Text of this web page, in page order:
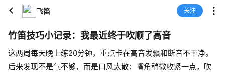
飞笛 关注
竹笛技巧小记录：我最近终于吹顺了高音
这两周每天晚上练20分钟，重点卡在高音发飘和断音不干净。
后来发现不是气不够，而是口风太散：嘴角稍微收紧一点，吹